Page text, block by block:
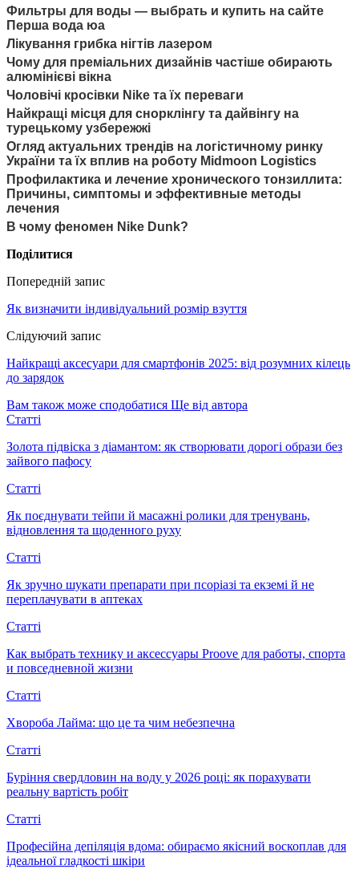
Фильтры для воды — выбрать и купить на сайте
Перша вода юа
Лікування грибка нігтів лазером
Чому для преміальних дизайнів частіше обирають
алюмінієві вікна
Чоловічі кросівки Nike та їх переваги
Найкращі місця для снорклінгу та дайвінгу на
турецькому узбережжі
Огляд актуальних трендів на логістичному ринку
України та їх вплив на роботу Midmoon Logistics
Профилактика и лечение хронического тонзиллита:
Причины, симптомы и эффективные методы
лечения
В чому феномен Nike Dunk?
Поділитися
Попередній запис
Як визначити індивідуальний розмір взуття
Слідуючий запис
Найкращі аксесуари для смартфонів 2025: від розумних кілець
до зарядок
Вам також може сподобатися Ще від автора
Статті
Золота підвіска з діамантом: як створювати дорогі образи без
зайвого пафосу
Статті
Як поєднувати тейпи й масажні ролики для тренувань,
відновлення та щоденного руху
Статті
Як зручно шукати препарати при псоріазі та екземі й не
переплачувати в аптеках
Статті
Как выбрать технику и аксессуары Proove для работы, спорта
и повседневной жизни
Статті
Хвороба Лайма: що це та чим небезпечна
Статті
Буріння свердловин на воду у 2026 році: як порахувати
реальну вартість робіт
Статті
Професійна депіляція вдома: обираємо якісний воскоплав для
ідеальної гладкості шкіри